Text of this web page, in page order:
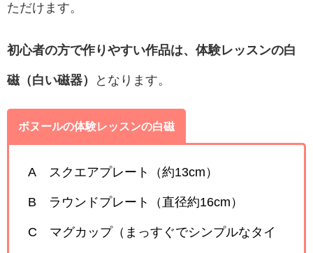
ただけます。
初心者の方で作りやすい作品は、体験レッスンの白
磁（白い磁器） となります。
ボヌールの体験レッスンの白磁
A スクエアプレート（約13cm）
B ラウンドプレート（直径約16cm）
C マグカップ（まっすぐでシンプルなタイ